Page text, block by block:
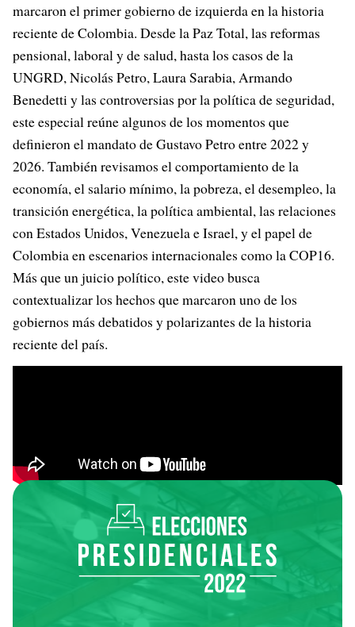
marcaron el primer gobierno de izquierda en la historia
reciente de Colombia. Desde la Paz Total, las reformas
pensional, laboral y de salud, hasta los casos de la
UNGRD, Nicolás Petro, Laura Sarabia, Armando
Benedetti y las controversias por la política de seguridad,
este especial reúne algunos de los momentos que
definieron el mandato de Gustavo Petro entre 2022 y
2026. También revisamos el comportamiento de la
economía, el salario mínimo, la pobreza, el desempleo, la
transición energética, la política ambiental, las relaciones
con Estados Unidos, Venezuela e Israel, y el papel de
Colombia en escenarios internacionales como la COP16.
Más que un juicio político, este video busca
contextualizar los hechos que marcaron uno de los
gobiernos más debatidos y polarizantes de la historia
reciente del país.